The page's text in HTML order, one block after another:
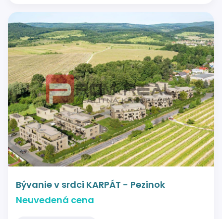
Bývanie v srdci KARPÁT - Pezinok
Neuvedená cena